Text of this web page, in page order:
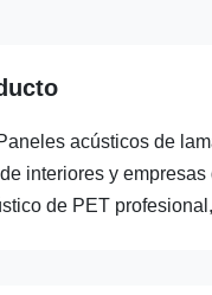
acústicos de
interiores y
de PET